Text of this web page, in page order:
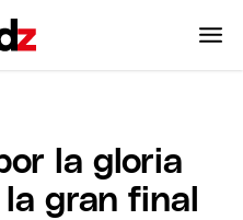
la gloria
gran final